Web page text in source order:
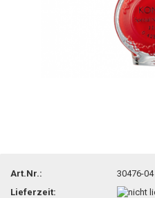
Art.Nr.:
30476-04
Lieferzeit: